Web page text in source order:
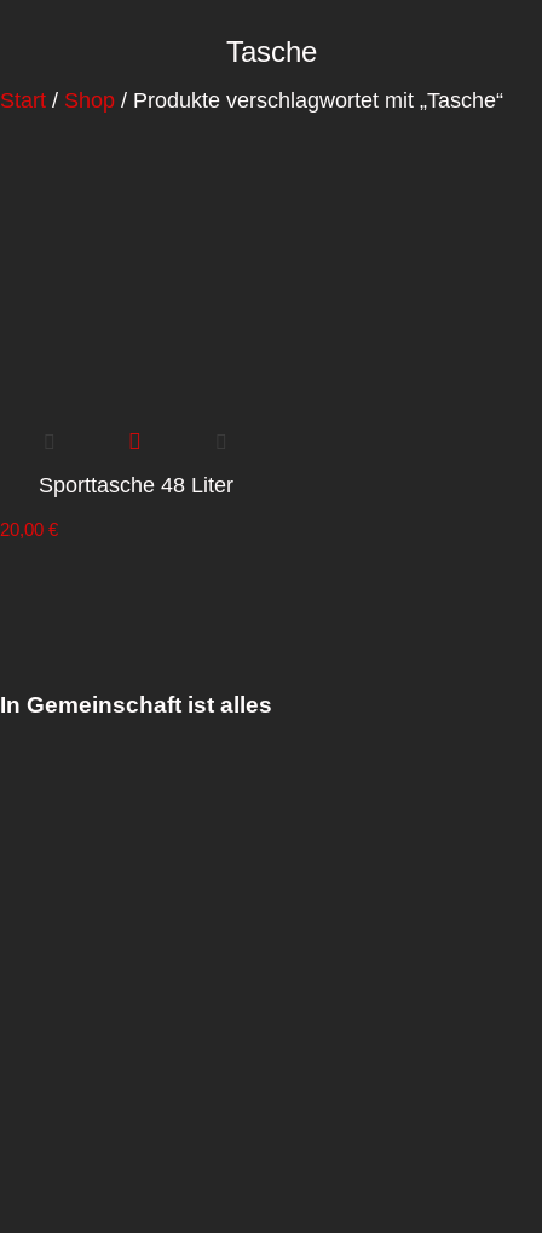
Tasche
Start / Shop / Produkte verschlagwortet mit „Tasche“
Sporttasche 48 Liter
20,00 €
In Gemeinschaft ist alles